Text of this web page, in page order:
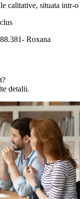
calitative, situata intr-
Roxana
detalii.